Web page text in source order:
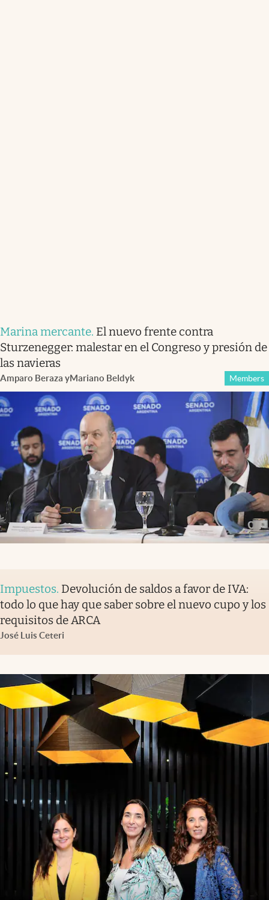
Marina mercante. El nuevo frente contra
Sturzenegger: malestar en el Congreso y presión de
las navieras
Amparo Beraza yMariano Beldyk Members
Impuestos. Devolución de saldos a favor de IVA:
todo lo que hay que saber sobre el nuevo cupo y los
requisitos de ARCA
José Luis Ceteri